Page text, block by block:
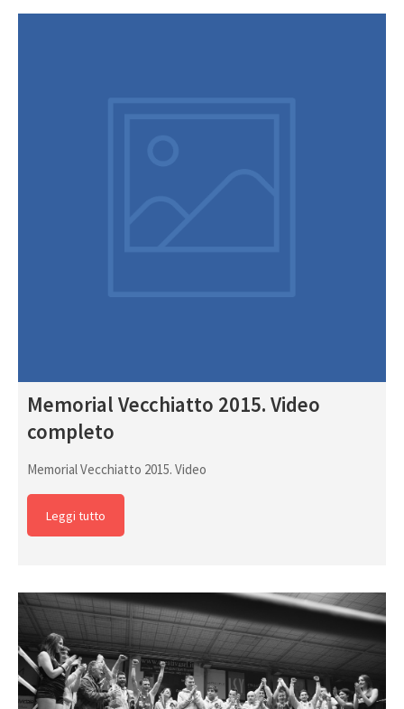
Memorial Vecchiatto 2015. Video
completo
Memorial Vecchiatto 2015. Video
Leggi tutto